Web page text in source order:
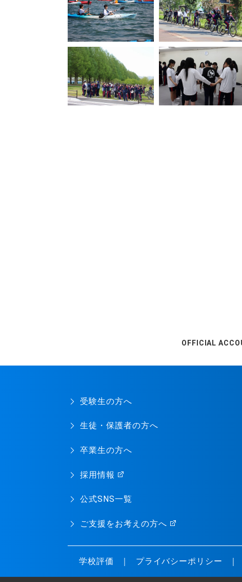
OFFICIAL
受験生の方へ
生徒・保護者の方へ
卒業生の方へ
採用情報
公式SNS一覧
ご支援をお考えの方へ
学校評価 プライバシーポリシー